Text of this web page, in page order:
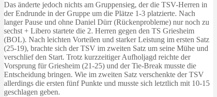
Das änderte jedoch nichts am Gruppensieg, der die TSV-Herren in
der Endrunde in der Gruppe um die Plätze 1-3 platzierte. Nach
langer Pause und ohne Daniel Dürr (Rückenprobleme) nur noch zu
sechst + Libero startete die 2. Herren gegen den TS Griesheim
(BOL). Nach leichten Vorteilen und starker Leistung im ersten Satz
(25-19), brachte sich der TSV im zweiten Satz um seine Mühe und
verschlief den Start. Trotz kurzzeitiger Aufholjagd reichte der
Vorsprung für Griesheim (21-25) und der Tie-Break musste die
Entscheidung bringen. Wie im zweiten Satz verschenkte der TSV
allerdings die ersten fünf Punkte und musste sich letztlich mit 10-15
geschlagen geben.